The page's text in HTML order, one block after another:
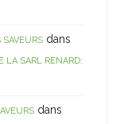
dans
LA SARL RENARD:
dans